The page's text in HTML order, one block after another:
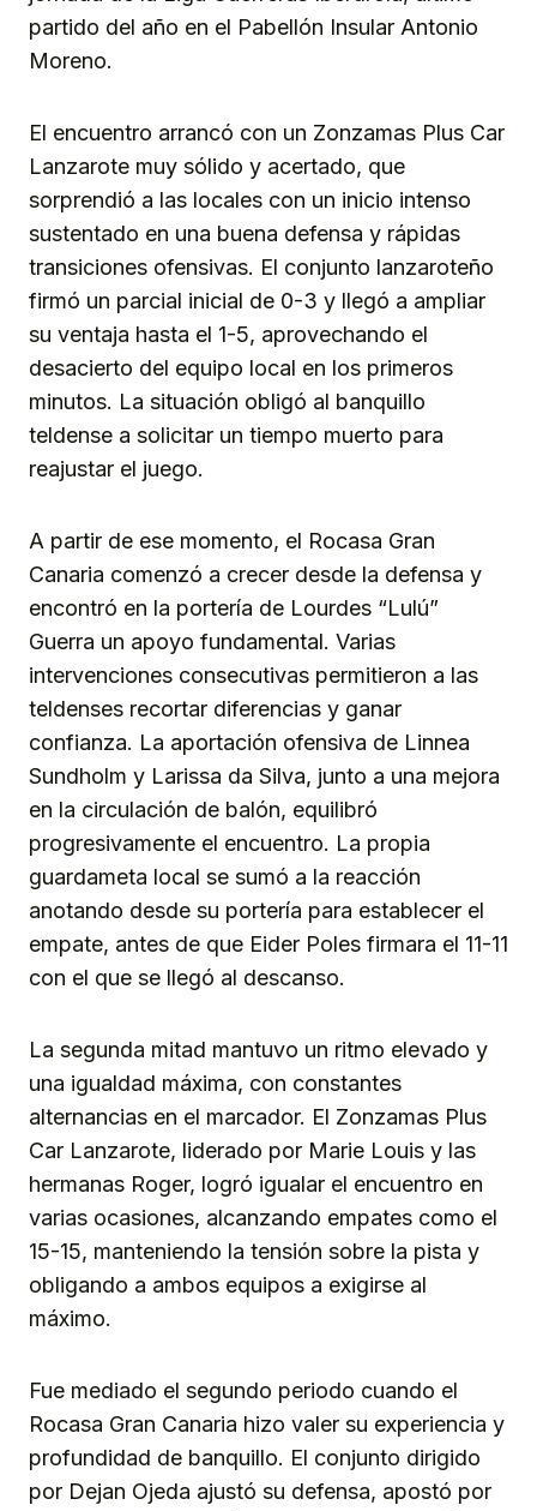
partido del año en el Pabellón Insular Antonio
Moreno.
El encuentro arrancó con un Zonzamas Plus Car
Lanzarote muy sólido y acertado, que
sorprendió a las locales con un inicio intenso
sustentado en una buena defensa y rápidas
transiciones ofensivas. El conjunto lanzaroteño
firmó un parcial inicial de 0-3 y llegó a ampliar
su ventaja hasta el 1-5, aprovechando el
desacierto del equipo local en los primeros
minutos. La situación obligó al banquillo
teldense a solicitar un tiempo muerto para
reajustar el juego.
A partir de ese momento, el Rocasa Gran
Canaria comenzó a crecer desde la defensa y
encontró en la portería de Lourdes “Lulú”
Guerra un apoyo fundamental. Varias
intervenciones consecutivas permitieron a las
teldenses recortar diferencias y ganar
confianza. La aportación ofensiva de Linnea
Sundholm y Larissa da Silva, junto a una mejora
en la circulación de balón, equilibró
progresivamente el encuentro. La propia
guardameta local se sumó a la reacción
anotando desde su portería para establecer el
empate, antes de que Eider Poles firmara el 11-11
con el que se llegó al descanso.
La segunda mitad mantuvo un ritmo elevado y
una igualdad máxima, con constantes
alternancias en el marcador. El Zonzamas Plus
Car Lanzarote, liderado por Marie Louis y las
hermanas Roger, logró igualar el encuentro en
varias ocasiones, alcanzando empates como el
15-15, manteniendo la tensión sobre la pista y
obligando a ambos equipos a exigirse al
máximo.
Fue mediado el segundo periodo cuando el
Rocasa Gran Canaria hizo valer su experiencia y
profundidad de banquillo. El conjunto dirigido
por Dejan Ojeda ajustó su defensa, apostó por